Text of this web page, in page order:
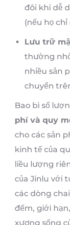
đôi khi dễ
(nếu họ
Lưu trữ
thường
nhiều sản
chuyển
Bao bì số
phí và quy
cho các sản
kinh tế của
liều lượng
của Jinlu với
các dòng
đếm, giới
xương sống